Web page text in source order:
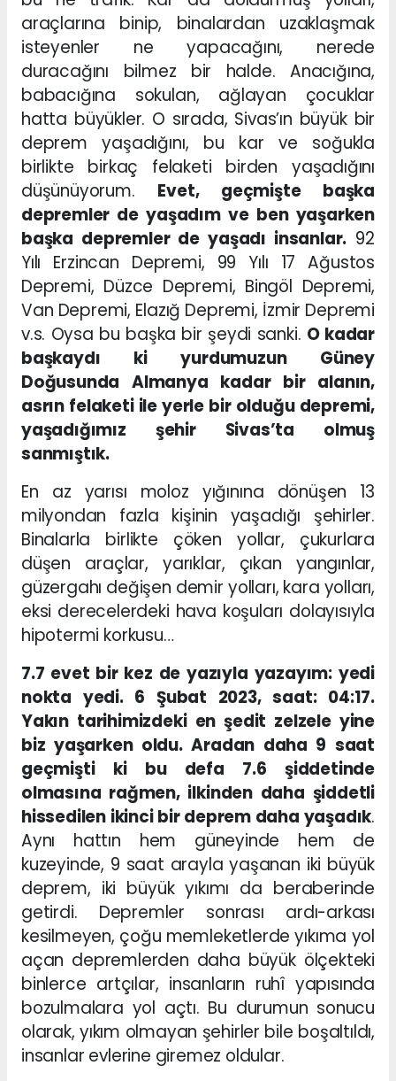
araçlarına binip, binalardan uzaklaşmak
isteyenler ne yapacağını, nerede
duracağını bilmez bir halde. Anacığına,
babacığına sokulan, ağlayan çocuklar
hatta büyükler. O sırada, Sivas’ın büyük bir
deprem yaşadığını, bu kar ve soğukla
birlikte birkaç felaketi birden yaşadığını
düşünüyorum. Evet, geçmişte başka
depremler de yaşadım ve ben yaşarken
başka depremler de yaşadı insanlar. 92
Yılı Erzincan Depremi, 99 Yılı 17 Ağustos
Depremi, Düzce Depremi, Bingöl Depremi,
Van Depremi, Elazığ Depremi, İzmir Depremi
v.s. Oysa bu başka bir şeydi sanki. O kadar
başkaydı ki yurdumuzun Güney
Doğusunda Almanya kadar bir alanın,
asrın felaketi ile yerle bir olduğu depremi,
yaşadığımız şehir Sivas’ta olmuş
sanmıştık.
En az yarısı moloz yığınına dönüşen 13
milyondan fazla kişinin yaşadığı şehirler.
Binalarla birlikte çöken yollar, çukurlara
düşen araçlar, yarıklar, çıkan yangınlar,
güzergahı değişen demir yolları, kara yolları,
eksi derecelerdeki hava koşuları dolayısıyla
hipotermi korkusu…
7.7 evet bir kez de yazıyla yazayım: yedi
nokta yedi. 6 Şubat 2023, saat: 04:17.
Yakın tarihimizdeki en şedit zelzele yine
biz yaşarken oldu. Aradan daha 9 saat
geçmişti ki bu defa 7.6 şiddetinde
olmasına rağmen, ilkinden daha şiddetli
hissedilen ikinci bir deprem daha yaşadık.
Aynı hattın hem güneyinde hem de
kuzeyinde, 9 saat arayla yaşanan iki büyük
deprem, iki büyük yıkımı da beraberinde
getirdi. Depremler sonrası ardı-arkası
kesilmeyen, çoğu memleketlerde yıkıma yol
açan depremlerden daha büyük ölçekteki
binlerce artçılar, insanların ruhî yapısında
bozulmalara yol açtı. Bu durumun sonucu
olarak, yıkım olmayan şehirler bile boşaltıldı,
insanlar evlerine giremez oldular.